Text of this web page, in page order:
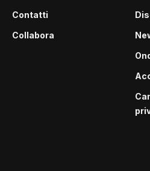
Contatti
Collabora